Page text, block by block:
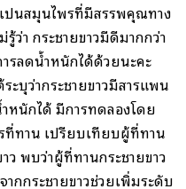
ป็นสมุนไพรที่มีสรรพคุณทาง
ว่า กระชายขาวมีดีมากกว่า
รลดน้ำหนักได้ด้วยนะคะ
ะบุว่ากระชายขาวมีสารแพน
หนักได้ มีการทดลองโดย
ที่ทาน เปรียบเทียบผู้ที่ทาน
ว พบว่าผู้ที่ทานกระชายขาว
กกระชายขาวช่วยเพิ่มระดับ